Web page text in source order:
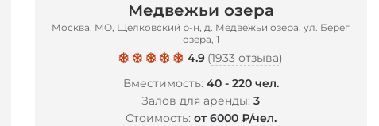
Медвежьи озера
Москва, МО, Щелковский р-н, д. Медвежьи озера, ул. Берег
озера, 1
4.9 (1933 отзыва)
Вместимость: 40 - 220 чел.
Залов для аренды:3
Стоимость: от 6000 ₽/чел.